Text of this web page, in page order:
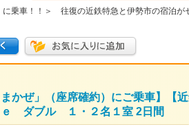
に乗車！！＞ 往復の近鉄特急と伊勢市の宿泊が
かぜ」（座席確約）にご乗車】【
ダブル １・２名１室 2日間